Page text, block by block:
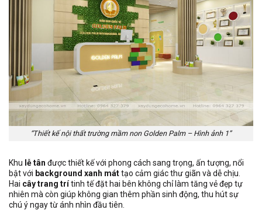
“Thiết kế nội thất trường mầm non Golden Palm – Hình ảnh 1”
Khu lễ tân được thiết kế với phong cách sang trọng, ấn tượng, nổi
bật với background xanh máttạo cảm giác thư giãn và dễ chịu.
Hai cây trang trítinh tế đặt hai bên không chỉ làm tăng vẻ đẹp tự
nhiên mà còn giúp không gian thêm phần sinh động, thu hút sự
chú ý ngay từ ánh nhìn đầu tiên.